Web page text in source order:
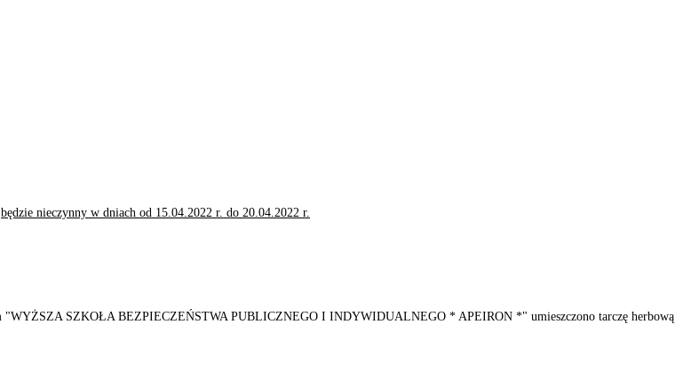
będzie nieczynny w dniach od 15.04.2022 r. do 20.04.2022 r.